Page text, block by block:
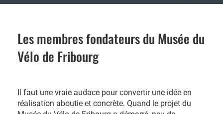
Les membres fondateurs du Musée du
Vélo de Fribourg
Il faut une vraie audace pour convertir une idée en
réalisation aboutie et concrète. Quand le projet du